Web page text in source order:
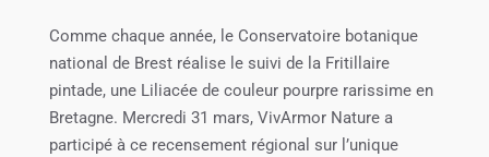
Comme chaque année, le Conservatoire botanique
national de Brest réalise le suivi de la Fritillaire
pintade, une Liliacée de couleur pourpre rarissime en
Bretagne. Mercredi 31 mars, VivArmor Nature a
participé à ce recensement régional sur l’unique